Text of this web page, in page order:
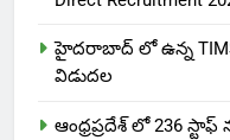
హైదరాబాద్ లో ఉన్న
విడుదల
ఆంధ్రప్రదేశ్ లో 236